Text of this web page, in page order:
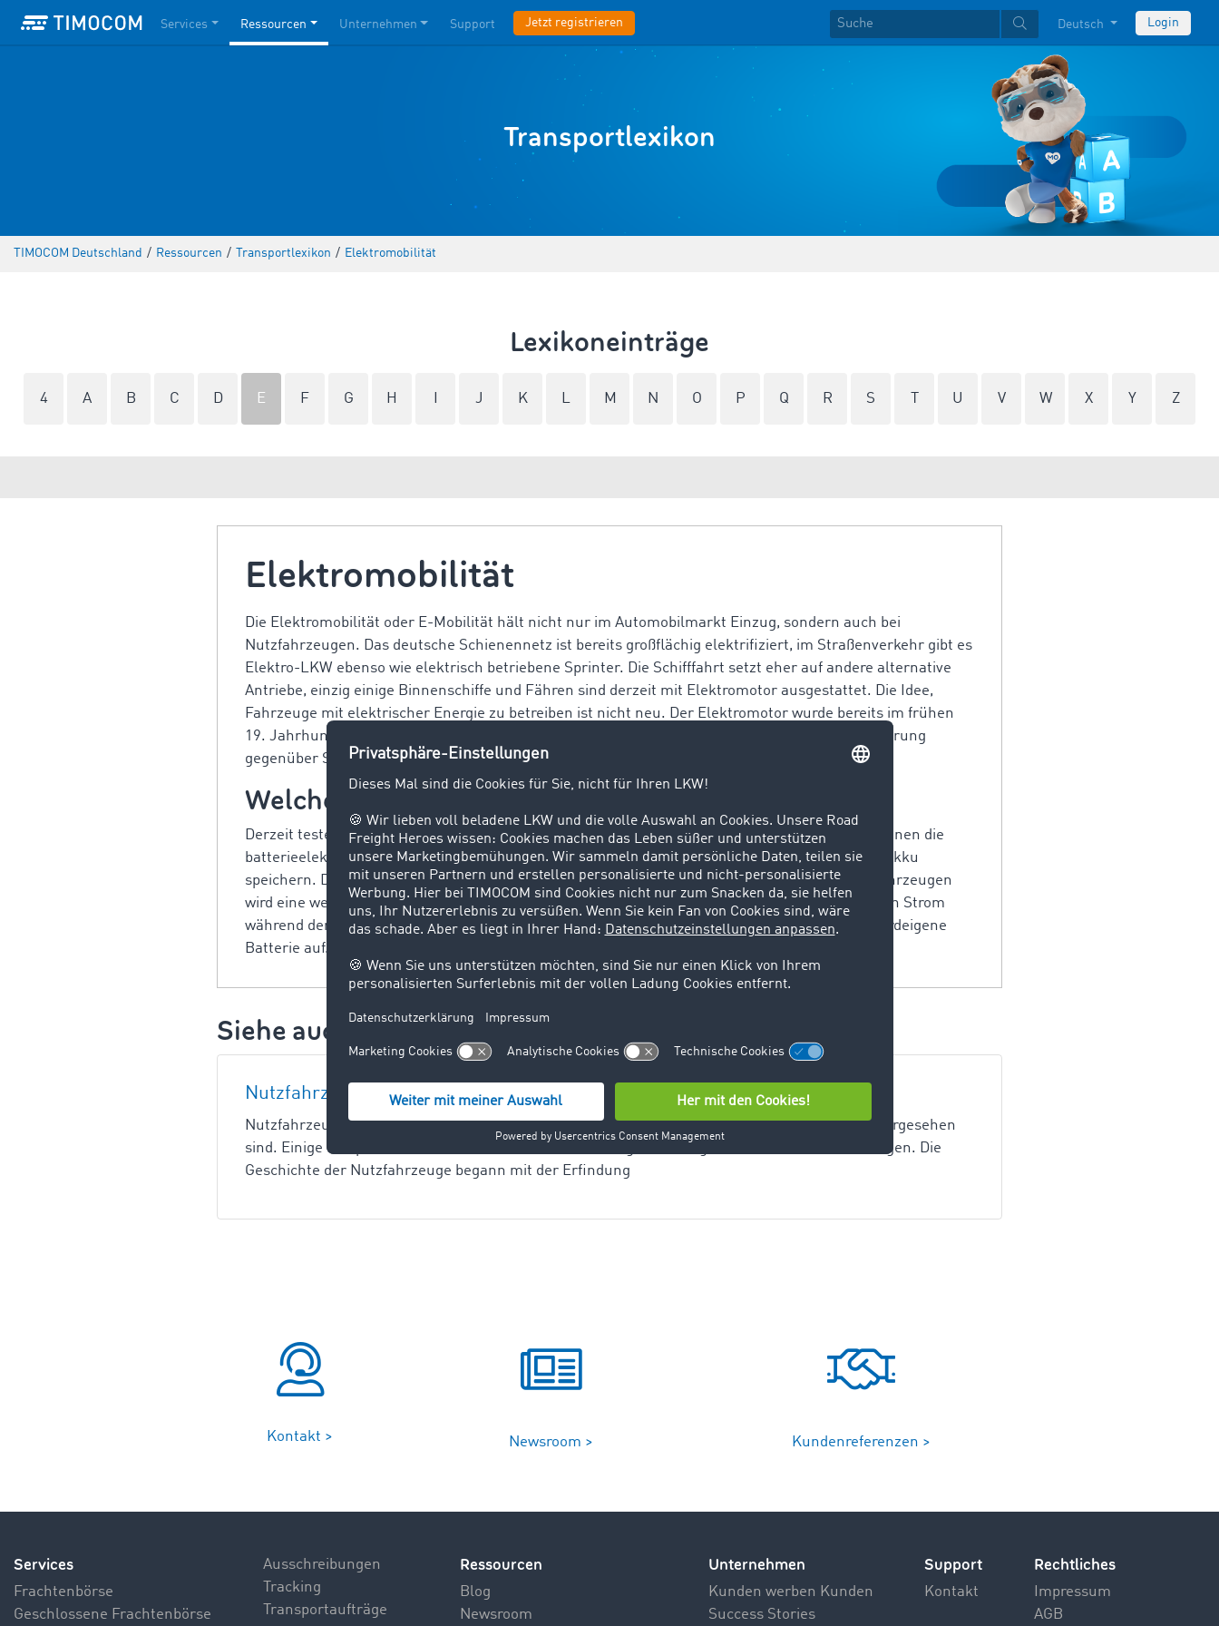
Services Ressourcen Unternehmen Support Jetzt registrieren Deutsch Login
Transportlexikon
TIMOCOM Deutschland / Ressourcen / Transportlexikon / Elektromobilität
Lexikoneinträge
4 A B C D E F G H J K L M N O P Q R S U V W X Y Z
Elektromobilität
Die Elektromobilität oder E-Mobilität hält nicht nur im Automobilmarkt Einzug, sondern auch bei
Nutzfahrzeugen. Das deutsche Schienennetz ist bereits großflächig elektrifiziert, im Straßenverkehr gibt es
Elektro-LKW ebenso wie elektrisch betriebene Sprinter. Die Schifffahrt setzt eher auf andere alternative
Antriebe, einzig einige Binnenschiffe und Fähren sind derzeit mit Elektromotor ausgestattet. Die Idee,
Fahrzeuge mit elektrischer Energie zu betreiben ist nicht neu. Der Elektromotor wurde bereits im frühen
19. Jahrhundert erfunden, setzte sich aber nicht durch. Erst durch die zunehmende Sensibilisierung
gegenüber Schadstoffen und Emissionen gerät er wieder in den Fokus.
Welche Arten von Elektromobilität gibt es?
Derzeit testen Hersteller vor allem zwei Varianten der Elektromobilität im Güterverkehr. Zum einen die
batterieelektrische Variante, bei der die Fahrzeuge Strom an Ladesäulen tanken und in einem Akku
speichern. Das ist die Elektromobilität, die auch bei Autos zum Einsatz kommt. Doch bei Nutzfahrzeugen
wird eine weitere Variante getestet und zwar die Oberleitung. Dabei nehmen Lastkraftwagen den Strom
während der Fahrt aus Oberleitungen auf. Die Energie, die sie nicht direkt einsetzen, lädt die bordeigene
Batterie auf.
Siehe auch:
Nutzfahrzeuge
Nutzfahrzeuge sind Kraftfahrzeuge, die für den gewerblichen Güter- und Personentransport vorgesehen
sind. Einige Beispiele sind der Omnibus, der Lastkraftwagen, die Zugmaschine und der Kranwagen. Die
Geschichte der Nutzfahrzeuge begann mit der Erfindung
Kontakt > Newsroom > Kundenreferenzen >
Services
Frachtenbörse
Geschlossene Frachtenbörse
Ausschreibungen
Tracking
Transportaufträge
Ressourcen
Blog
Newsroom
Unternehmen
Kunden werben Kunden
Success Stories
Support
Kontakt
Rechtliches
Impressum
AGB